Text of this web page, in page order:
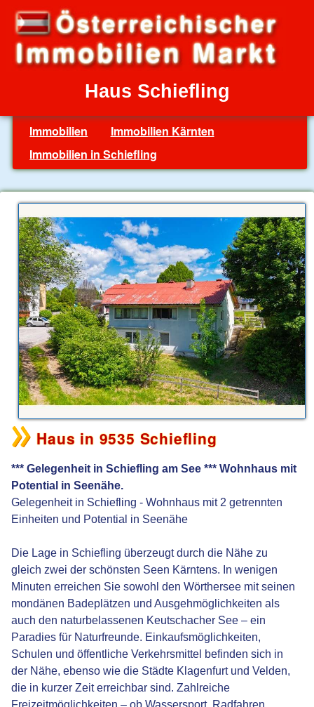
Haus Schiefling
Immobilien
Immobilien Kärnten
Immobilien in Schiefling
Haus in 9535 Schiefling
*** Gelegenheit in Schiefling am See *** Wohnhaus mit
Potential in Seenähe.
Gelegenheit in Schiefling - Wohnhaus mit 2 getrennten
Einheiten und Potential in Seenähe
Die Lage in Schiefling überzeugt durch die Nähe zu
gleich zwei der schönsten Seen Kärntens. In wenigen
Minuten erreichen Sie sowohl den Wörthersee mit seinen
mondänen Badeplätzen und Ausgehmöglichkeiten als
auch den naturbelassenen Keutschacher See – ein
Paradies für Naturfreunde. Einkaufsmöglichkeiten,
Schulen und öffentliche Verkehrsmittel befinden sich in
der Nähe, ebenso wie die Städte Klagenfurt und Velden,
die in kurzer Zeit erreichbar sind. Zahlreiche
Freizeitmöglichkeiten – ob Wassersport, Radfahren,